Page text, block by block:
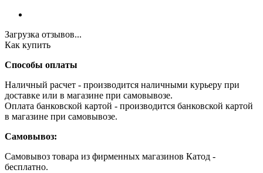
Загрузка отзывов...
Как купить
Способы оплаты
Наличный расчет - производится наличными курьеру при
доставке или в магазине при самовывозе.
Оплата банковской картой - производится банковской картой
в магазине при самовывозе.
Самовывоз:
Самовывоз товара из фирменных магазинов Катод -
бесплатно.